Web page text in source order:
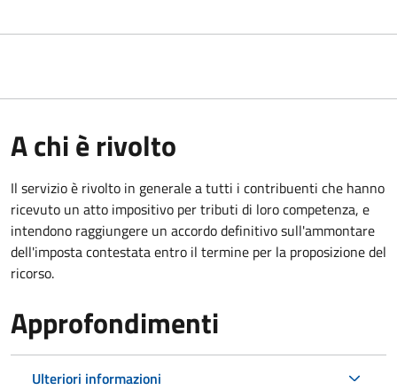
A chi è rivolto
Il servizioè rivolto in generale a tutti i contribuenti che hanno
ricevuto un atto impositivo per tributi di loro competenza, e
intendono raggiungere un accordo definitivo sull'ammontare
dell'imposta contestata entro il termine per la proposizione del
ricorso.
Approfondimenti
Ulteriori informazioni